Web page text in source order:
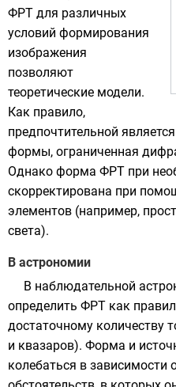
ФРТ для различных
условий формирования
изображения
позволяют
теоретические модели.
Как правило,
предпочтительной
формы, ограниченная
Однако форма ФРТ при
скорректирована при
элементов (например,
света).
В астрономии
В наблюдательной
определить ФРТ как
достаточному количеству
и квазаров). Форма и
колебаться в зависимости